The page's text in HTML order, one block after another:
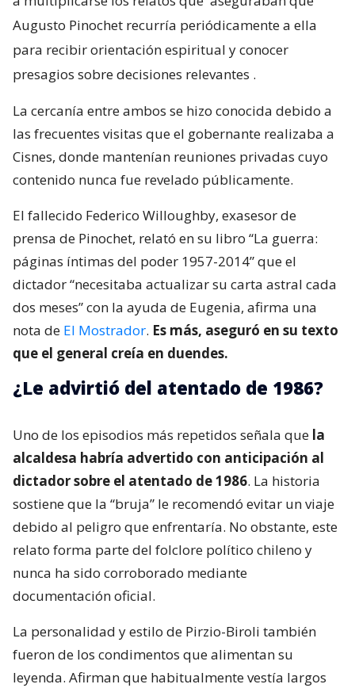
Augusto Pinochet recurría periódicamente a ella
para recibir orientación espiritual y conocer
presagios sobre decisiones relevantes .
La cercanía entre ambos se hizo conocida debido a
las frecuentes visitas que el gobernante realizaba a
Cisnes, donde mantenían reuniones privadas cuyo
contenido nunca fue revelado públicamente.
El fallecido Federico Willoughby, exasesor de
prensa de Pinochet, relató en su libro “La guerra:
páginas íntimas del poder 1957-2014” que el
dictador “necesitaba actualizar su carta astral cada
dos meses” con la ayuda de Eugenia, afirma una
nota de El Mostrador. Es más, aseguró en su texto
que el general creía en duendes.
¿Le advirtió del atentado de 1986?
Uno de los episodios más repetidos señala que la
alcaldesa habría advertido con anticipación al
dictador sobre el atentado de 1986. La historia
sostiene que la “bruja” le recomendó evitar un viaje
debido al peligro que enfrentaría. No obstante, este
relato forma parte del folclore político chileno y
nunca ha sido corroborado mediante
documentación oficial.
La personalidad y estilo de Pirzio-Biroli también
fueron de los condimentos que alimentan su
leyenda. Afirman que habitualmente vestía largos